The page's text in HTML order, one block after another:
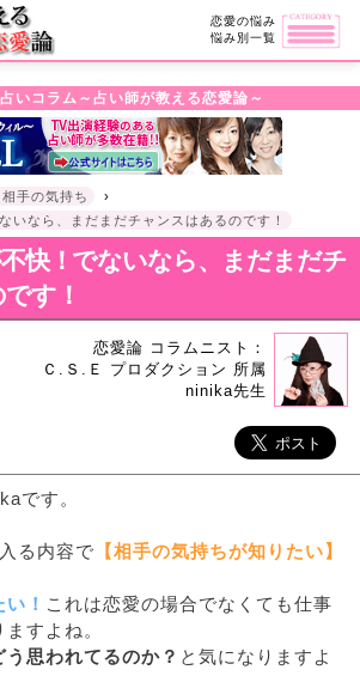
恋愛の悩み
悩み別一覧
いコラム～占い師が教える恋愛論～
手の気持ち
›
いなら、まだまだチャンスはあるのです！
快！でないなら、まだまだチ
す！
恋愛論 コラムニスト：
Ｃ.Ｓ.Ｅ プロダクション 所属
ninika先生
です。
る内容で 【相手の気持ちが知りたい】
！ これは恋愛の場合でなくても仕事
すよね。
う思われてるのか？ と気になりますよ